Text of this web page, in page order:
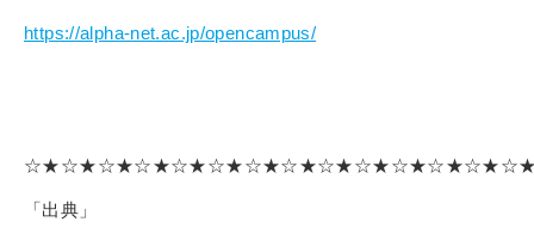
https://alpha-net.ac.jp/opencampus/
「出典」